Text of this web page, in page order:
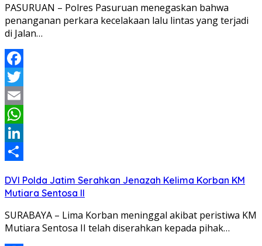
PASURUAN – Polres Pasuruan menegaskan bahwa
penanganan perkara kecelakaan lalu lintas yang terjadi
di Jalan…
Facebook
Twitter
Email
WhatsApp
LinkedIn
DVI Polda Jatim Serahkan Jenazah Kelima Korban KM
Mutiara Sentosa II
SURABAYA – Lima Korban meninggal akibat peristiwa KM
Mutiara Sentosa II telah diserahkan kepada pihak…